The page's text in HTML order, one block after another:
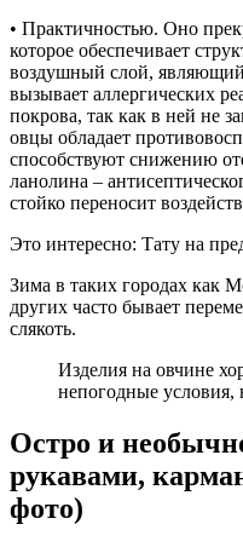
• Практичностью. Оно
которое обеспечивает
воздушный слой,
вызывает аллергических
покрова, так как в ней не
овцы обладает
способствуют снижению
ланолина –
стойко переносит
Это интересно: Тату на
Зима в таких городах как
других часто бывает
слякоть.
Изделия на овчине
непогодные условия,
Остро и
рукавами,
фото)